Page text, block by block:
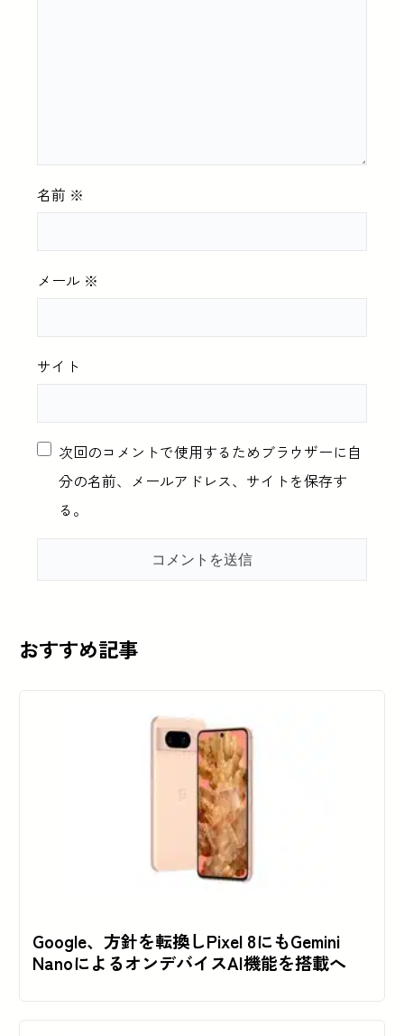
名前 ※
メール ※
サイト
次回のコメントで使用するためブラウザーに自
分の名前、メールアドレス、サイトを保存す
る。
おすすめ記事
Google、方針を転換しPixel 8にもGemini
NanoによるオンデバイスAI機能を搭載へ